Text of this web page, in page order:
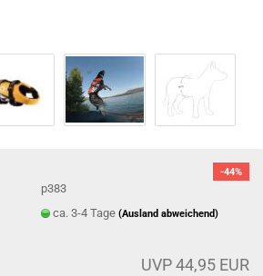
-44%
p383
ca. 3-4 Tage(Ausland abweichend)
UVP 44,95 EUR